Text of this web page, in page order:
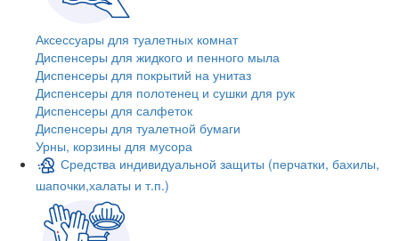
Аксессуары для туалетных комнат
Диспенсеры для жидкого и пенного мыла
Диспенсеры для покрытий на унитаз
Диспенсеры для полотенец и сушки для рук
Диспенсеры для салфеток
Диспенсеры для туалетной бумаги
Урны, корзины для мусора
Средства индивидуальной защиты (перчатки, бахилы,
шапочки,халаты и т.п.)